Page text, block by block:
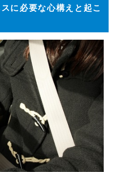
に必要な心構えと起こ